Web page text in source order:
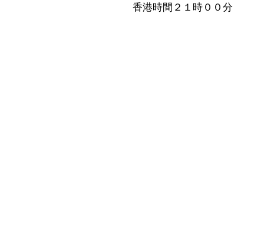
香港時間２１時００分